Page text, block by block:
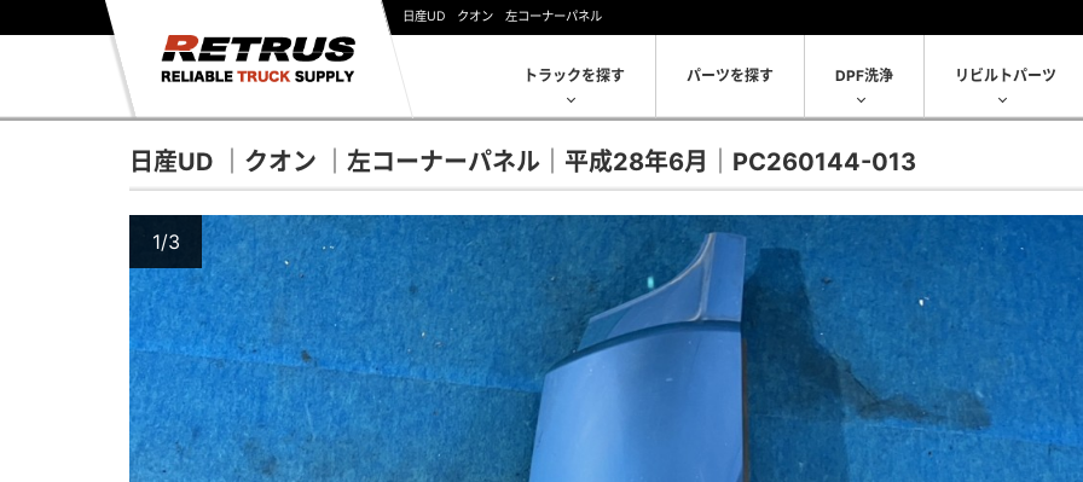
日産UD クオン 左コーナーパネル
リビルトパーツ
DPF洗浄
パーツを探す
トラックを探す
日産UD ｜クオン ｜左コーナーパネル｜平成28年6月｜PC260144-013
1/3